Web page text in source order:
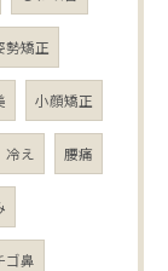
勢矯正
小顔矯正
冷え 腰痛
ゴ鼻